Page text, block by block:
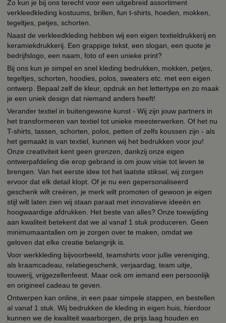
Zo kun je bij ons terecht voor een uitgebreid assortiment
verkleedkleding kostuums, brillen, fun t-shirts, hoeden, mokken,
tegeltjes, petjes, schorten.
Naast de verkleedkleding hebben wij een eigen textieldrukkerij en
keramiekdrukkerij. Een grappige tekst, een slogan, een quote je
bedrijfslogo, een naam, foto of een unieke print?
Bij ons kun je simpel en snel kleding bedrukken, mokken, petjes,
tegeltjes, schorten, hoodies, polos, sweaters etc. met een eigen
ontwerp. Bepaal zelf de kleur, opdruk en het lettertype en zo maak
je een uniek design dat niemand anders heeft!
Verander textiel in buitengewone kunst - Wij zijn jouw partners in
het transformeren van textiel tot unieke meesterwerken. Of het nu
T-shirts, tassen, schorten, polos, petten of zelfs koussen zijn - als
het gemaakt is van textiel, kunnen wij het bedrukken voor jou!
Onze creativiteit kent geen grenzen, dankzij onze eigen
ontwerpafdeling die erop gebrand is om jouw visie tot leven te
brengen. Van het eerste idee tot het laatste stiksel, wij zorgen
ervoor dat elk detail klopt. Of je nu een gepersonaliseerd
geschenk wilt creëren, je merk wilt promoten of gewoon je eigen
stijl wilt laten zien wij staan paraat met innovatieve ideeën en
hoogwaardige afdrukken. Het beste van alles? Onze toewijding
aan kwaliteit betekent dat we al vanaf 1 stuk produceren. Geen
minimumaantallen om je zorgen over te maken, omdat we
geloven dat elke creatie belangrijk is.
Voor werkkleding bijvoorbeeld, teamshirts voor jullie vereniging,
als kraamcadeau, relatiegeschenk, verjaardag, team uitje,
touwerij, vrijgezellenfeest. Maar ook om iemand een persoonlijk
en origineel cadeau te geven.
Ontwerpen kan online, in een paar simpele stappen, en bestellen
al vanaf 1 stuk. Wij bedrukken de kleding in eigen huis, hierdoor
kunnen we de kwaliteit waarborgen, de prijs laag houden en